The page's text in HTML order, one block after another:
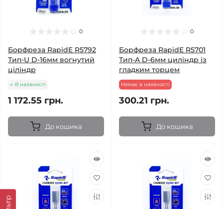
0
Борфреза RapidE R5792
Тип-U D-16мм вогнутий
ціліндр
В наявності
1 172.55 грн.
До кошика
0
Борфреза RapidE R5701
Тип-A D-6мм циліндр із
гладким торцем
Немає в наявності
300.21 грн.
До кошика